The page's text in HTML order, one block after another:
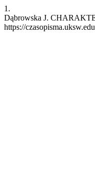
1.
Dąbrowska J.
https://